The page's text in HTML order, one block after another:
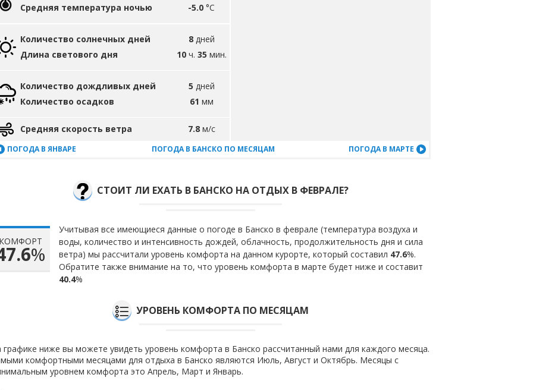
Средняя температура ночью
-5.0 °C
Количество солнечных дней
Длина светового дня
8 дней
10 ч. 35 мин.
Количество дождливых дней
Количество осадков
5 дней
61 мм
Средняя скорость ветра 7.8 м/с
ПОГОДА В ЯНВАРЕ ПОГОДА В БАНСКО ПО МЕСЯЦАМ ПОГОДА В МАРТЕ
СТОИТ ЛИ ЕХАТЬ В БАНСКО НА ОТДЫХ В ФЕВРАЛЕ?
КОМФОРТ
%
Учитывая все имеющиеся данные о погоде в Банско в феврале (температура воздуха и
воды, количество и интенсивность дождей, облачность, продолжительность дня и сила
ветра) мы рассчитали уровень комфорта на данном курорте, который составил 47.6%.
Обратите также внимание на то, что уровень комфорта в марте будет ниже и составит
40.4%
УРОВЕНЬ КОМФОРТА ПО МЕСЯЦАМ
графике ниже вы можете увидеть уровень комфорта в Банско рассчитанный нами для каждого месяца.
комфортными месяцами для отдыха в Банско являются Июль, Август и Октябрь. Месяцы с
уровнем комфорта это Апрель, Март и Январь.